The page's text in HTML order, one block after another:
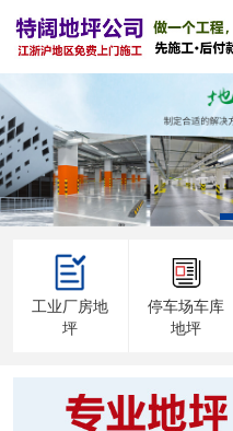
工业厂房地
坪
停车场车库
地坪